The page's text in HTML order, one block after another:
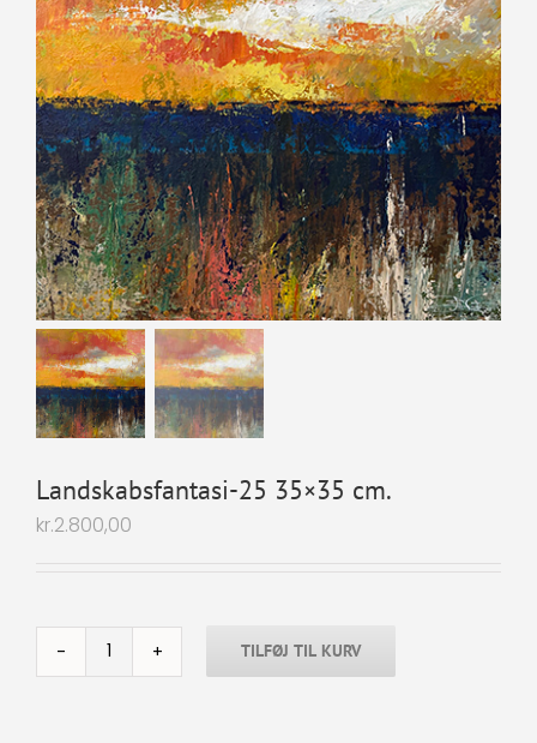
Landskabsfantasi-25 35×35 cm.
kr.2.800,00
Landskabsfantasi-TILFØJ TIL KURV